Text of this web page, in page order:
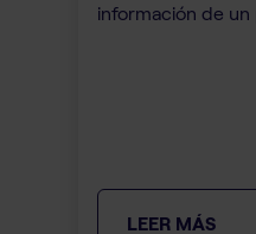
información de un
LEER MÁS